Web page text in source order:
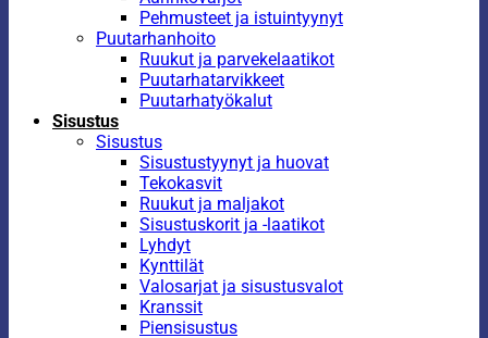
Pehmusteet ja istuintyynyt
Puutarhanhoito
Ruukut ja parvekelaatikot
Puutarhatarvikkeet
Puutarhatyökalut
Sisustus
Sisustus
Sisustustyynyt ja huovat
Tekokasvit
Ruukut ja maljakot
Sisustuskorit ja -laatikot
Lyhdyt
Kynttilät
Valosarjat ja sisustusvalot
Kranssit
Piensisustus